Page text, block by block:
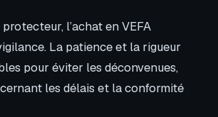
l’achat en VEFA
La patience et la rigueur
pour éviter les déconvenues,
les délais et la conformité